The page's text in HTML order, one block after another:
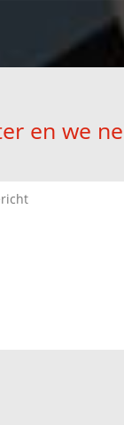
en we